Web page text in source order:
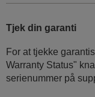
Tjek din garanti
For at tjekke
Warranty Status"
serienummer på